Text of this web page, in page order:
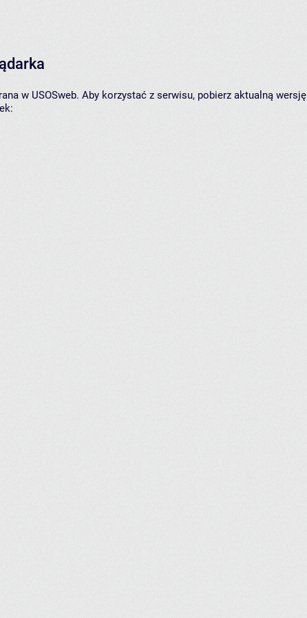
w USOSweb. Aby korzystać z serwisu, pobierz aktualną wersję